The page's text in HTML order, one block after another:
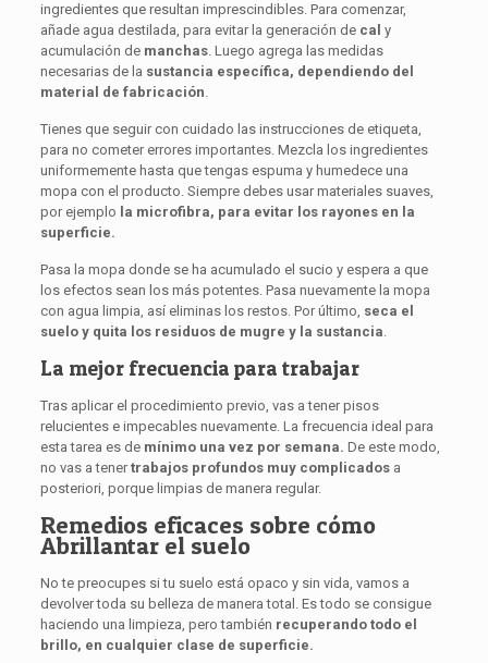
ingredientes que resultan imprescindibles. Para comenzar,
añade agua destilada, para evitar la generación de cal y
acumulación de manchas. Luego agrega las medidas
necesarias de la sustancia específica, dependiendo del
material de fabricación.
Tienes que seguir con cuidado las instrucciones de etiqueta,
para no cometer errores importantes. Mezcla los ingredientes
uniformemente hasta que tengas espuma y humedece una
mopa con el producto. Siempre debes usar materiales suaves,
por ejemplo la microfibra, para evitar los rayones en la
superficie.
Pasa la mopa donde se ha acumulado el sucio y espera a que
los efectos sean los más potentes. Pasa nuevamente la mopa
con agua limpia, así eliminas los restos. Por último, seca el
suelo y quita los residuos de mugre y la sustancia.
La mejor frecuencia para trabajar
Tras aplicar el procedimiento previo, vas a tener pisos
relucientes e impecables nuevamente. La frecuencia ideal para
esta tarea es de mínimo una vez por semana. De este modo,
no vas a tenertrabajos profundos muy complicadosa
posteriori, porque limpias de manera regular.
Remedios eficaces sobre cómo
Abrillantar el suelo
No te preocupes si tu suelo está opaco y sin vida, vamos a
devolver toda su belleza de manera total. Es todo se consigue
haciendo una limpieza, pero también recuperando todo el
brillo, en cualquier clase de superficie.